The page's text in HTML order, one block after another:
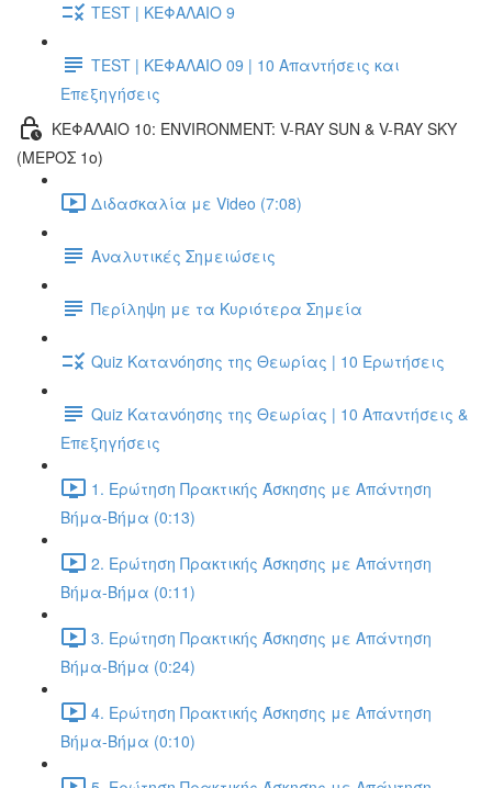
TEST | ΚΕΦΑΛΑΙΟ 9
TEST | ΚΕΦΑΛΑΙΟ 09 | 10 Απαντήσεις και
Επεξηγήσεις
ΚΕΦΑΛΑΙΟ 10: ENVIRONMENT: V-RAY SUN & V-RAY SKY
(ΜΕΡΟΣ 1ο)
Διδασκαλία με Video (7:08)
Αναλυτικές Σημειώσεις
Περίληψη με τα Κυριότερα Σημεία
Quiz Κατανόησης της Θεωρίας | 10 Ερωτήσεις
Quiz Κατανόησης της Θεωρίας | 10 Απαντήσεις &
Επεξηγήσεις
1. Ερώτηση Πρακτικής Άσκησης με Απάντηση
Βήμα-Βήμα (0:13)
2. Ερώτηση Πρακτικής Άσκησης με Απάντηση
Βήμα-Βήμα (0:11)
3. Ερώτηση Πρακτικής Άσκησης με Απάντηση
Βήμα-Βήμα (0:24)
4. Ερώτηση Πρακτικής Άσκησης με Απάντηση
Βήμα-Βήμα (0:10)